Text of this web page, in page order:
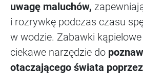
uwagę maluchów,
i rozrywkę podczas czasu
w wodzie. Zabawki
ciekawe narzędzie do
otaczającego świata